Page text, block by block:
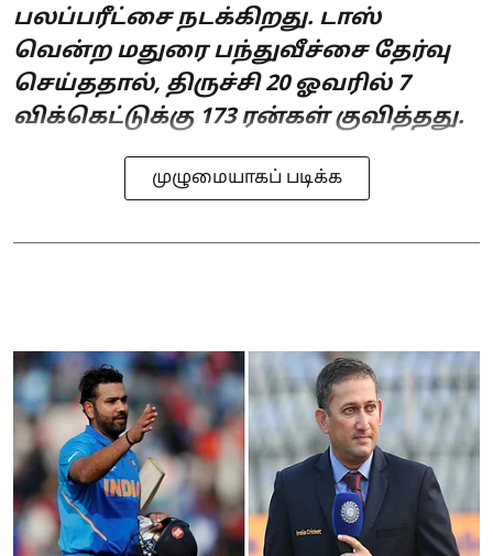
பலப்பரீட்சை நடக்கிறது. டாஸ்
வென்ற மதுரை பந்துவீச்சை தேர்வு
செய்ததால், திருச்சி 20 ஓவரில் 7
விக்கெட்டுக்கு 173 ரன்கள் குவித்தது.
முழுமையாகப் படிக்க